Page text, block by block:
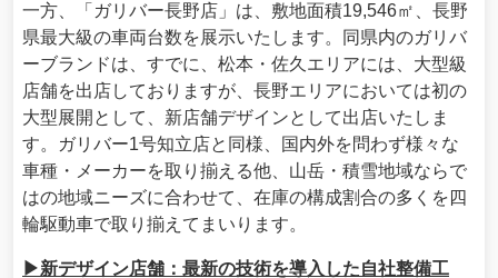
一方、「ガリバー長野店」は、敷地面積19,546㎡、長野
県最大級の車両台数を展示いたします。同県内のガリバ
ーブランドは、すでに、松本・佐久エリアには、大型級
店舗を出店しておりますが、長野エリアにおいては初の
大型展開として、新店舗デザインとして出店いたしま
す。ガリバー1号知立店と同様、国内外を問わず様々な
車種・メーカーを取り揃える他、山岳・積雪地域ならで
はの地域ニーズに合わせて、在庫の構成割合の多くを四
輪駆動車で取り揃えてまいります。
▶新デザイン店舗：最新の技術を導入した自社整備工